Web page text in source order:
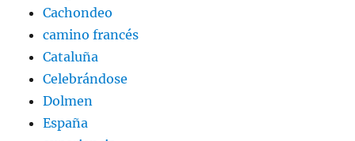
Cachondeo
camino francés
Cataluña
Celebrándose
Dolmen
España